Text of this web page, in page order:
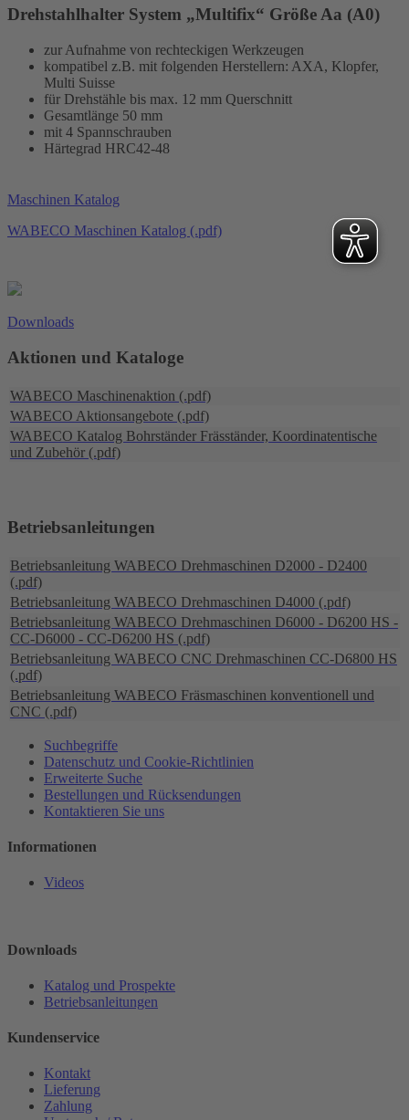
Drehstahlhalter System „Multifix“ Größe Aa (A0)
zur Aufnahme von rechteckigen Werkzeugen
kompatibel z.B. mit folgenden Herstellern: AXA, Klopfer,
Multi Suisse
für Drehstähle bis max. 12 mm Querschnitt
Gesamtlänge 50 mm
mit 4 Spannschrauben
Härtegrad HRC42-48
Maschinen Katalog
WABECO Maschinen Katalog (.pdf)
Downloads
Aktionen und Kataloge
WABECO Maschinenaktion (.pdf)
WABECO Aktionsangebote (.pdf)
WABECO Katalog Bohrständer Fräsständer, Koordinatentische
und Zubehör (.pdf)
Betriebsanleitungen
Betriebsanleitung WABECO Drehmaschinen D2000 - D2400
(.pdf)
Betriebsanleitung WABECO Drehmaschinen D4000 (.pdf)
Betriebsanleitung WABECO Drehmaschinen D6000 - D6200 HS -
CC-D6000 - CC-D6200 HS (.pdf)
Betriebsanleitung WABECO CNC Drehmaschinen CC-D6800 HS
(.pdf)
Betriebsanleitung WABECO Fräsmaschinen konventionell und
CNC (.pdf)
Suchbegriffe
Datenschutz und Cookie-Richtlinien
Erweiterte Suche
Bestellungen und Rücksendungen
Kontaktieren Sie uns
Informationen
Videos
Downloads
Katalog und Prospekte
Betriebsanleitungen
Kundenservice
Kontakt
Lieferung
Zahlung